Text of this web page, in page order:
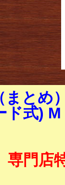
まとめ
ド式)
専門店